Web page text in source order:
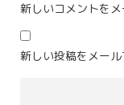
新しいコメントを
新しい投稿をメー